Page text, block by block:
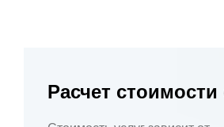
Расчет стоимости